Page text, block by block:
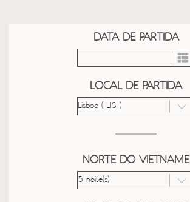
DATA DE PARTIDA
LOCAL DE PARTIDA
NORTE DO VIETNAME